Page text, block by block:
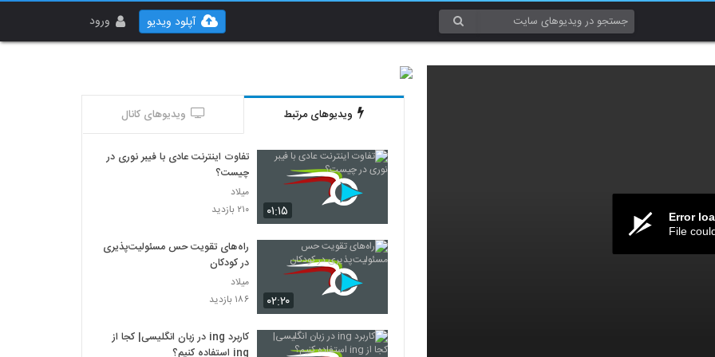
ورود آپلود ویدیو
Error
File
ویدیوهای مرتبط ویدیوهای کانال
۰۱:۱۵
تفاوت اینترنت عادی با فیبر نوری در
چیست؟
میلاد
۲۱۰ بازدید
۰۲:۲۰
راه‌های تقویت حس مسئولیت‌پذیری
در کودکان
میلاد
۱۸۶ بازدید
کاربرد ing در زبان انگلیسی| کجا از
ing استفاده کنیم؟